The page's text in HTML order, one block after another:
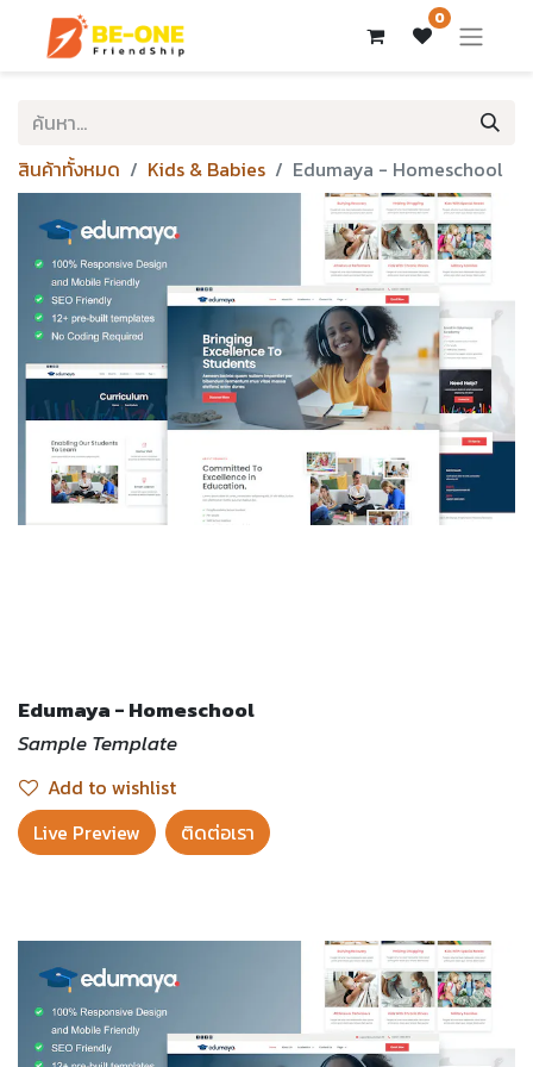
0
สินค้าทั้งหมด Kids & Babies Edumaya - Homeschool
Edumaya - Homeschool
Sample Template
Add to wishlist
Live Preview​
ติดต่อเรา